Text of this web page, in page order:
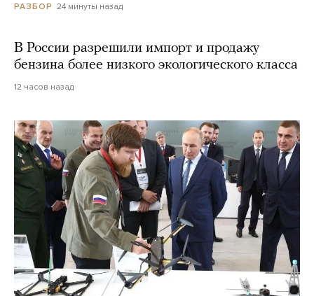
РАЗБОР 24 минуты назад
В России разрешили импорт и продажу
бензина более низкого экологического класса
12 часов назад